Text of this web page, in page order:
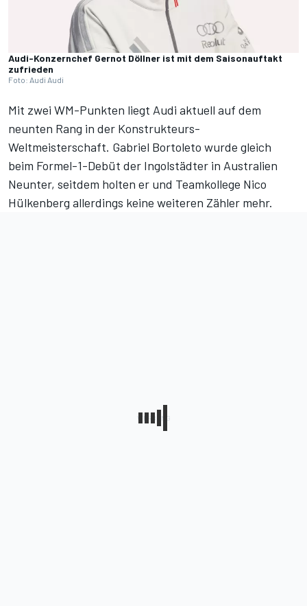
Audi-Konzernchef Gernot Döllner ist mit dem Saisonauftakt
zufrieden
Foto: Audi Audi
Mit zwei WM-Punkten liegt Audi aktuell auf dem
neunten Rang in der Konstrukteurs-
Weltmeisterschaft. Gabriel Bortoleto wurde gleich
beim Formel-1-Debüt der Ingolstädter in Australien
Neunter, seitdem holten er und Teamkollege Nico
Hülkenberg allerdings keine weiteren Zähler mehr.